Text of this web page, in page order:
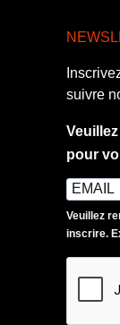
suivre
pour
Veuillez
inscrire.